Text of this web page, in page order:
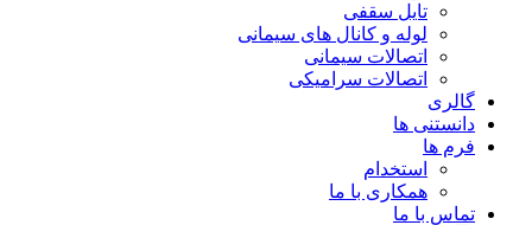
تایل سقفی
لوله و کانال های سیمانی
اتصالات سیمانی
اتصالات سرامیکی
گالری
دانستنی ها
فرم ها
استخدام
همکاری با ما
تماس با ما